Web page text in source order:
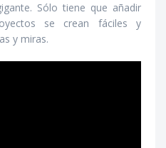
Sólo tiene que añadir
se crean fáciles y
y miras.